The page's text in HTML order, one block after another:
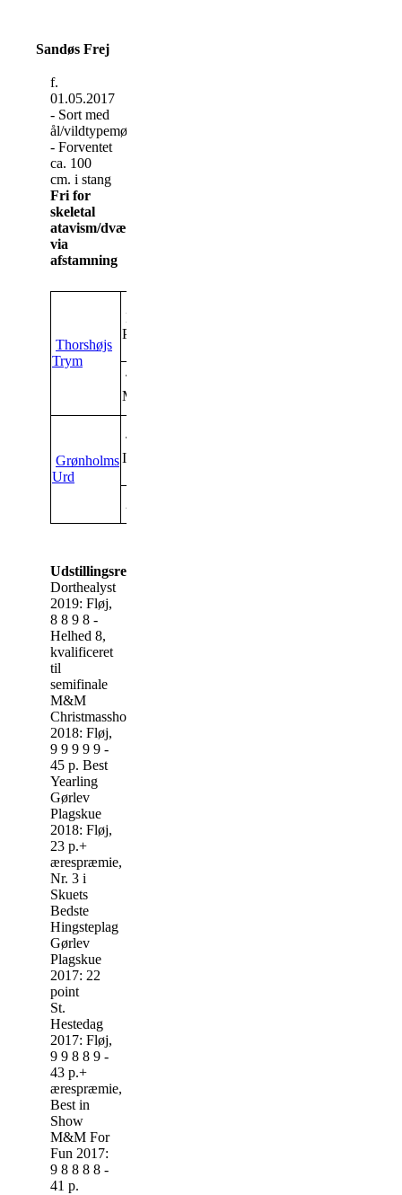
Sandøs Frej
f.
01.05.2017
- Sort med
ål/vildtypemønster
- Forventet
ca. 100
cm. i stang
Fri for
skeletal
atavism/dværgvækst
via
afstamning
Thorshøjs
Trym
Bergeruds
Polo
Thorshøjs
Menja
Grønholms
Urd
Tranegildes
Ivanho
Ann
Udstillingsresultater:
Dorthealyst
2019: Fløj,
8 8 9 8 -
Helhed 8,
kvalificeret
til
semifinale
M&M
Christmasshow
2018: Fløj,
9 9 9 9 9 -
45 p. Best
Yearling
Gørlev
Plagskue
2018: Fløj,
23 p.+
ærespræmie,
Nr. 3 i
Skuets
Bedste
Hingsteplag
Gørlev
Plagskue
2017: 22
point
St.
Hestedag
2017: Fløj,
9 9 8 8 9 -
43 p.+
ærespræmie,
Best in
Show
M&M For
Fun 2017:
9 8 8 8 8 -
41 p.